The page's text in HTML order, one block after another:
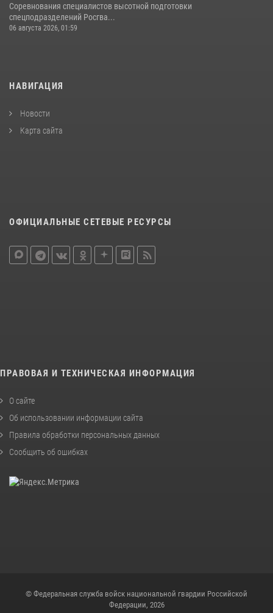
Соревнования специалистов высотной подготовки
спецподразделений Росгва...
06 августа 2026, 01:59
НАВИГАЦИЯ
Новости
Карта сайта
ОФИЦИАЛЬНЫЕ СЕТЕВЫЕ РЕСУРСЫ
ПРАВОВАЯ И ТЕХНИЧЕСКАЯ ИНФОРМАЦИЯ
О сайте
Об использовании информации сайта
Правила обработки персональных данных
Сообщить об ошибках
© Федеральная служба войск национальной гвардии Российской
Федерации, 2026